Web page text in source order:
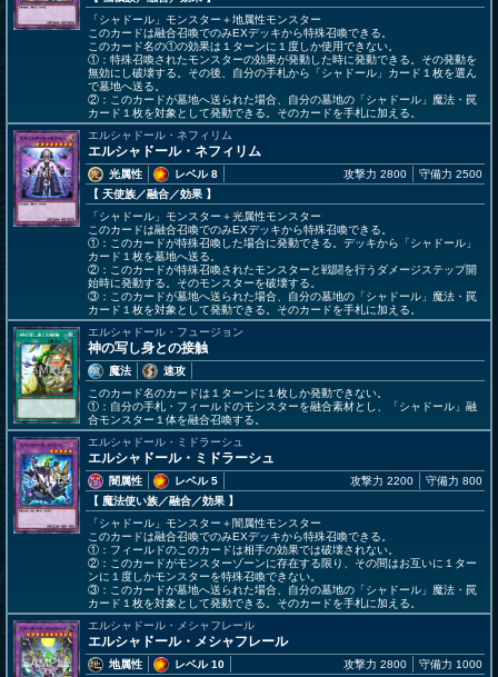
「シャドール」モンスター＋地属性モンスター
このカードは融合召喚でのみEXデッキから特殊召喚できる。
このカード名の①の効果は１ターンに１度しか使用できない。
①：特殊召喚されたモンスターの効果が発動した時に発動できる。その発動を
無効にし破壊する。その後、自分の手札から「シャドール」カード１枚を選ん
で墓地へ送る。
②：このカードが墓地へ送られた場合、自分の墓地の「シャドール」魔法・罠
カード１枚を対象として発動できる。そのカードを手札に加える。
エルシャドール・ネフィリム
エルシャドール・ネフィリム
光属性
レベル 8
【 天使族／融合／効果 】
攻撃力 2800 守備力 2500
「シャドール」モンスター＋光属性モンスター
このカードは融合召喚でのみEXデッキから特殊召喚できる。
①：このカードが特殊召喚した場合に発動できる。デッキから「シャドール」
カード１枚を墓地へ送る。
②：このカードが特殊召喚されたモンスターと戦闘を行うダメージステップ開
始時に発動する。そのモンスターを破壊する。
③：このカードが墓地へ送られた場合、自分の墓地の「シャドール」魔法・罠
カード１枚を対象として発動できる。そのカードを手札に加える。
エルシャドール・フュージョン
神の写し身との接触
魔法
速攻
このカード名のカードは１ターンに１枚しか発動できない。
①：自分の手札・フィールドのモンスターを融合素材とし、「シャドール」融
合モンスター１体を融合召喚する。
エルシャドール・ミドラーシュ
エルシャドール・ミドラーシュ
闇属性
レベル 5
【 魔法使い族／融合／効果 】
攻撃力 2200 守備力 800
「シャドール」モンスター＋闇属性モンスター
このカードは融合召喚でのみEXデッキから特殊召喚できる。
①：フィールドのこのカードは相手の効果では破壊されない。
②：このカードがモンスターゾーンに存在する限り、その間はお互いに１ター
ンに１度しかモンスターを特殊召喚できない。
③：このカードが墓地へ送られた場合、自分の墓地の「シャドール」魔法・罠
カード１枚を対象として発動できる。そのカードを手札に加える。
エルシャドール・メシャフレール
エルシャドール・メシャフレール
地属性
レベル 10
攻撃力 2800 守備力 1000